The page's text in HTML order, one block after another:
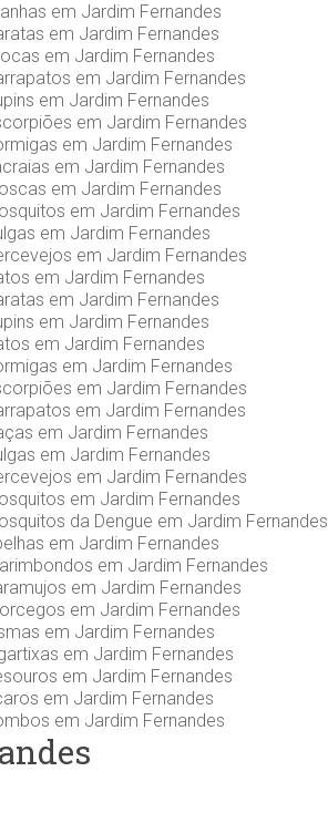
em Jardim Fernandes
em Jardim Fernandes
em Jardim Fernandes
em Jardim Fernandes
em Jardim Fernandes
em Jardim Fernandes
em Jardim Fernandes
em Jardim Fernandes
em Jardim Fernandes
em Jardim Fernandes
em Jardim Fernandes
em Jardim Fernandes
em Jardim Fernandes
em Jardim Fernandes
em Jardim Fernandes
em Jardim Fernandes
em Jardim Fernandes
em Jardim Fernandes
em Jardim Fernandes
em Jardim Fernandes
em Jardim Fernandes
em Jardim Fernandes
em Jardim Fernandes
da Dengue em Jardim Fernandes
em Jardim Fernandes
em Jardim Fernandes
em Jardim Fernandes
em Jardim Fernandes
em Jardim Fernandes
em Jardim Fernandes
em Jardim Fernandes
em Jardim Fernandes
em Jardim Fernandes